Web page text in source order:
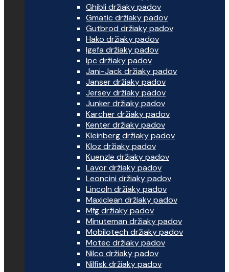
Ghibli držiaky padov
Gmatic držiaky padov
Gutbrod držiaky padov
Hako držiaky padov
Igefa držiaky padov
Ipc držiaky padov
Jani-Jack držiaky padov
Janser držiaky padov
Jersey držiaky padov
Junker držiaky padov
Karcher držiaky padov
Kenter držiaky padov
Kleinberg držiaky padov
Kloz držiaky padov
Kuenzle držiaky padov
Lavor držiaky padov
Leoncini držiaky padov
Lincoln držiaky padov
Maxiclean držiaky padov
Mfg držiaky padov
Minuteman držiaky padov
Mobilotech držiaky padov
Motec držiaky padov
Nilco držiaky padov
Nilfisk držiaky padov